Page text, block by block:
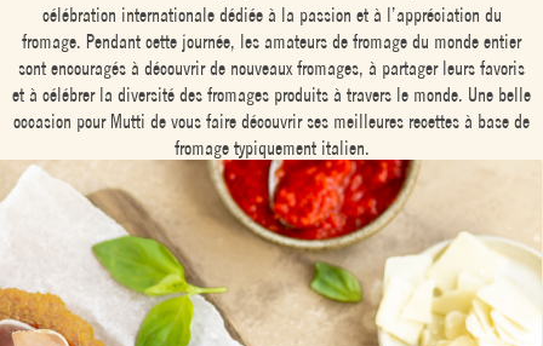
célébration internationale dédiée à la passion et à l’appréciation du
fromage. Pendant cette journée, les amateurs de fromage du monde entier
sont encouragés à découvrir de nouveaux fromages, à partager leurs favoris
et à célébrer la diversité des fromages produits à travers le monde. Une belle
occasion pour Mutti de vous faire découvrir ses meilleures recettes à base de
fromage typiquement italien.